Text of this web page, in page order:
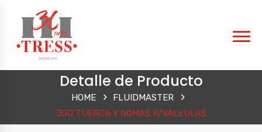
Detalle de Producto
HOME
FLUIDMASTER
JGO TUERCA Y GOMAS P/VALVULAS